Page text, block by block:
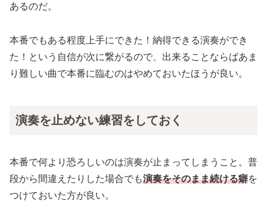
あるのだ。
本番でもある程度上手にできた！納得できる演奏ができ
た！という自信が次に繋がるので、出来ることならばあま
り難しい曲で本番に臨むのはやめておいたほうが良い。
演奏を止めない練習をしておく
本番で何より恐ろしいのは演奏が止まってしまうこと。普
段から間違えたりした場合でも演奏をそのまま続ける癖を
つけておいた方が良い。